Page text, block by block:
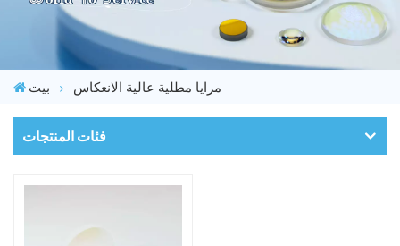
بيت مرايا مطلية عالية الانعكاس
فئات المنتجات